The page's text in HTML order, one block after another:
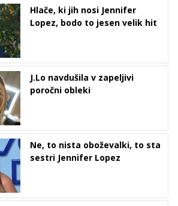
Hlače, ki jih nosi Jennifer
Lopez, bodo to jesen velik hit
J.Lo navdušila v zapeljivi
poročni obleki
Ne, to nista oboževalki, to sta
sestri Jennifer Lopez